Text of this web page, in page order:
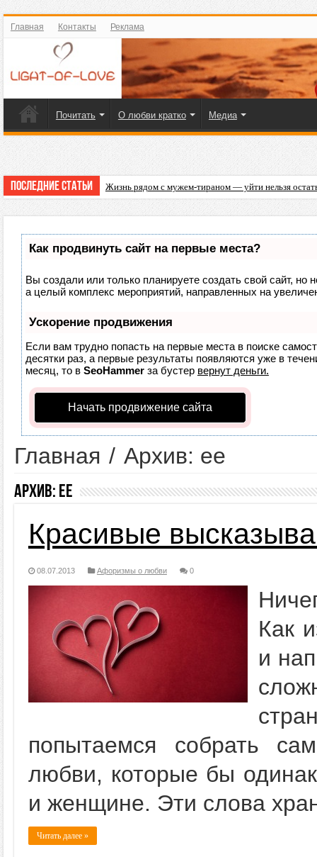
Главная Контакты Реклама
Почитать О любви кратко Медиа
Последние статьи Жизнь рядом с мужем-тираном — уйти нельзя
Что подарить на 23 Февраля любимому мужчине?
Как продвинуть сайт на первые места?
Вы создали или только планируете создать свой сайт, но
а целый комплекс мероприятий, направленных на
Ускорение продвижения
Если вам трудно попасть на первые места в поиске
десятки раз, а первые результаты появляются уже в
месяц, то в SeoHammerза бустер вернут деньги.
Начать продвижение сайта
Главная / Архив: ее
Архив: ее
Красивые
08.07.2013 Афоризмы о любви 0
Как
и
попытаемся собрать
любви, которые бы
и женщине. Эти слова
Читать далее »